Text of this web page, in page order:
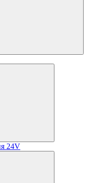
24V